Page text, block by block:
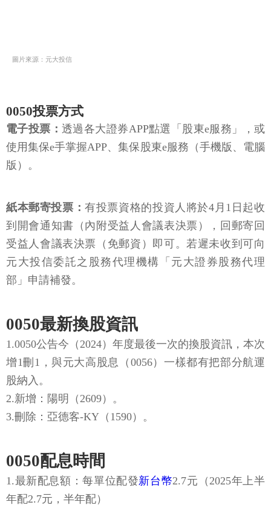
圖片來源：元大投信
0050投票方式
電子投票：透過各大證券APP點選「股東e服務」，或
使用集保e手掌握APP、集保股東e服務（手機版、電腦
版）。
紙本郵寄投票：有投票資格的投資人將於4月1日起收
到開會通知書（內附受益人會議表決票），回郵寄回
受益人會議表決票（免郵資）即可。若遲未收到可向
元大投信委託之股務代理機構「元大證券股務代理
部」申請補發。
0050最新換股資訊
1.0050公告今（2024）年度最後一次的換股資訊，本次
增1刪1，與元大高股息（0056）一樣都有把部分航運
股納入。
2.新增：陽明（2609）。
3.刪除：亞德客-KY（1590）。
0050配息時間
1.最新配息額：每單位配發新台幣2.7元 （2025年上半
年配2.7元，半年配）